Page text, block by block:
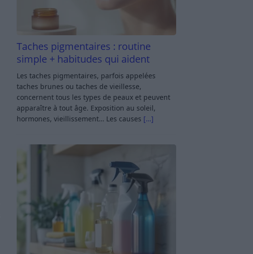
Taches pigmentaires : routine
simple + habitudes qui aident
Les taches pigmentaires, parfois appelées
taches brunes ou taches de vieillesse,
concernent tous les types de peaux et peuvent
apparaître à tout âge. Exposition au soleil,
hormones, vieillissement… Les causes […]